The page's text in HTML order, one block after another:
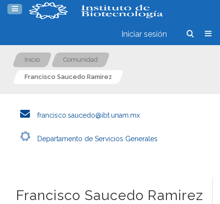
Iniciar sesión
Inicio Comunidad
Francisco Saucedo Ramirez
francisco.saucedo@ibt.unam.mx
Departamento de Servicios Generales
Francisco Saucedo Ramirez